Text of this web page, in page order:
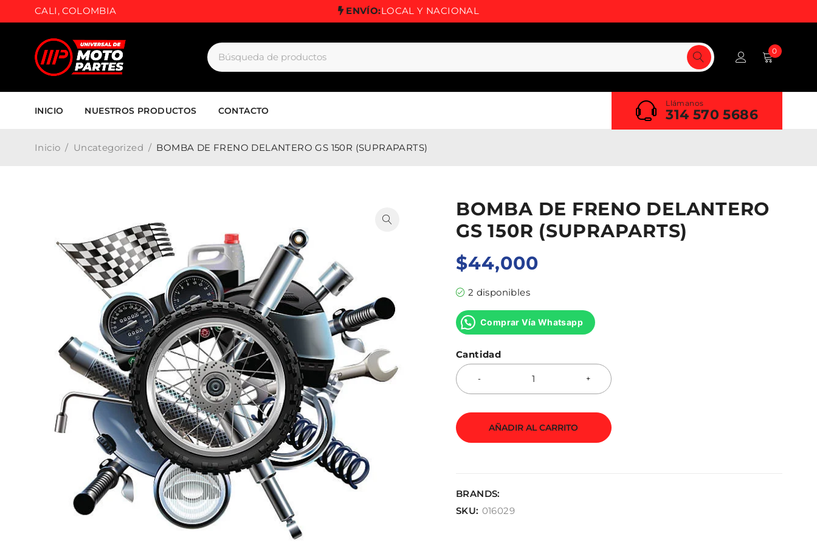
CALI, COLOMBIA ENVÍO:LOCAL Y NACIONAL
0
INICIO NUESTROS PRODUCTOS CONTACTO
Llámanos
314 570 5686
Inicio / Uncategorized / BOMBA DE FRENO DELANTERO GS 150R (SUPRAPARTS)
BOMBA DE FRENO DELANTERO
GS 150R (SUPRAPARTS)
$44,000
2 disponibles
Comprar Vía Whatsapp
Cantidad
AÑADIR AL CARRITO
BRANDS:
SKU: 016029